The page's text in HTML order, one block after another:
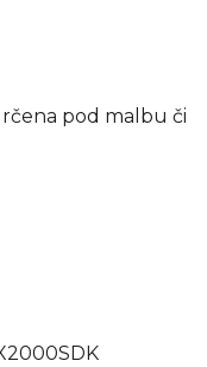
pod malbu či